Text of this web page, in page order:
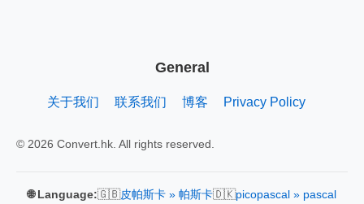
General
关于我们 联系我们 博客 Privacy Policy
© 2026 Convert.hk. All rights reserved.
🌐 Language:🇬🇧皮帕斯卡 » 帕斯卡🇩🇰picopascal » pascal